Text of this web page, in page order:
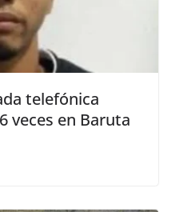
telefónica
veces en Baruta